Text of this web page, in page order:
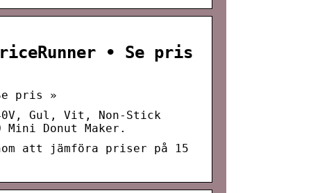
• Se pris
pris »
Gul, Vit, Non-Stick
Donut Maker.
att jämföra priser på 15